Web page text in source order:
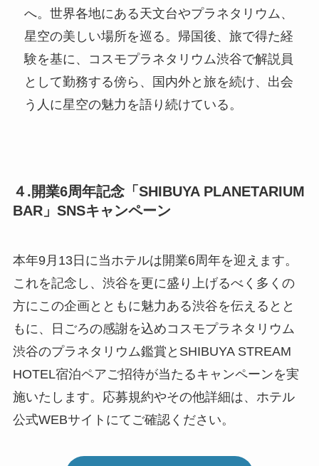
へ。世界各地にある天文台やプラネタリウム、
星空の美しい場所を巡る。帰国後、旅で得た経
験を基に、コスモプラネタリウム渋谷で解説員
として勤務する傍ら、国内外と旅を続け、出会
う人に星空の魅力を語り続けている。
４.開業6周年記念「SHIBUYA PLANETARIUM
BAR」SNSキャンペーン
本年9月13日に当ホテルは開業6周年を迎えます。
これを記念し、渋谷を更に盛り上げるべく多くの
方にこの企画とともに魅力ある渋谷を伝えるとと
もに、日ごろの感謝を込めコスモプラネタリウム
渋谷のプラネタリウム鑑賞とSHIBUYA STREAM
HOTEL宿泊ペアご招待が当たるキャンペーンを実
施いたします。応募規約やその他詳細は、ホテル
公式WEBサイトにてご確認ください。